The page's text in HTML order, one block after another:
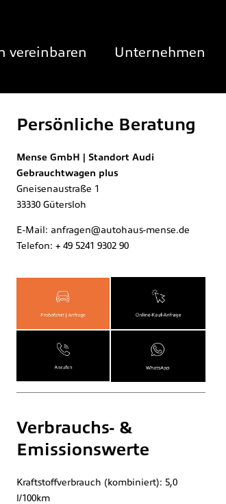
vereinbaren Unternehmen
Persönliche Beratung
Mense GmbH | Standort Audi
Gebrauchtwagen plus
Gneisenaustraße 1
33330 Gütersloh
E-Mail: anfragen@autohaus-mense.de
Telefon: + 49 5241 9302 90
Verbrauchs- &
Emissionswerte
Kraftstoffverbrauch (kombiniert): 5,0
l/100km